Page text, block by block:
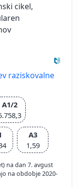
cikel,
raziskovalne
A1/2
A3
1,59
na dan 7. avgust
na obdobje 2020-